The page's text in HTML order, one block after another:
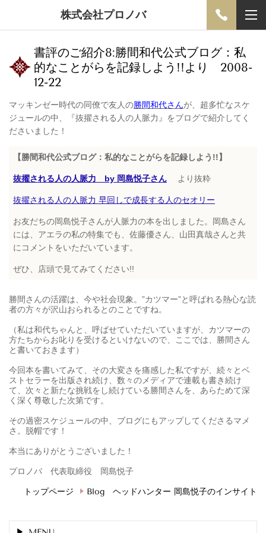
株式会社プロノバ
書評のご紹介8:勝間和代公式ブログ：私
的なことがらを記録しよう!!より 2008-
12-22
マッキンゼー時代の同僚で友人の勝間和代さんが、超多忙なスケ
ジュールの中、『抜擢される人の人脈力』をブログで紹介してく
ださいました！
【勝間和代公式ブログ：私的なことがらを記録しよう!!】
抜擢される人の人脈力 by 岡島悦子さん より抜粋
抜擢される人の人脈力 早回しで成長する人のセオリー
お友だちの岡島悦子さんが人脈力の本を出しました。岡島さん
には、アエラの私の特集でも、佐藤優さん、山田真哉さんと共
にコメントをいただいています。
ぜひ、店頭で見てみてください!!
勝間さんの活躍は、今や社会現象。”カツマー”と呼ばれる熱心な読
者の方々が沢山おられるとのことですね。
（私は和代ちゃんと、呼ばせていただいていますが、カツマーの
方たちからお叱りを受けるといけないので、ここでは、勝間さん
と書いておきます）
今回本を書いてみて、その大変さを痛感した私ですが、続々とベ
ストセラーを出版され続け、数々のメディアで連載も書き続け
て、次々と新たな挑戦をし続けている勝間さんを、あらためて深
く深く尊敬した次第です。
その過密スケジュールの中、ブログにもアップしてくださるマメ
さ。脱帽です！
本当にありがとうございました！
プロノバ 代表取締役 岡島悦子
トップページ Blog ヘッドハンター 岡島悦子のインサイト